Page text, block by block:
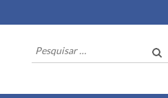
Pesquisar
por: